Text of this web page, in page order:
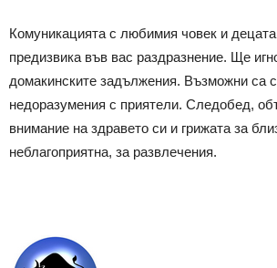
Комуникацията с любимия човек и
предизвика във вас раздразнение. Ще
домакинските задължения. Възможни са
недоразумения с приятели. Следобед,
внимание на здравето си и грижата за
неблагоприятна, за развлечения.